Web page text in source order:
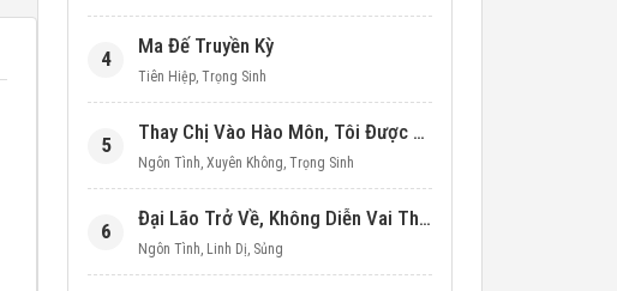
4
Ma Đế Truyền Kỳ
Tiên Hiệp, Trọng Sinh
5
Thay Chị Vào Hào Môn, Tôi Được Cưng Chiều Hết Mực (Thập Niên 90)
Ngôn Tình, Xuyên Không, Trọng Sinh
6
Đại Lão Trở Về, Không Diễn Vai Thiên Kim Giả Nữa
Ngôn Tình, Linh Dị, Sủng